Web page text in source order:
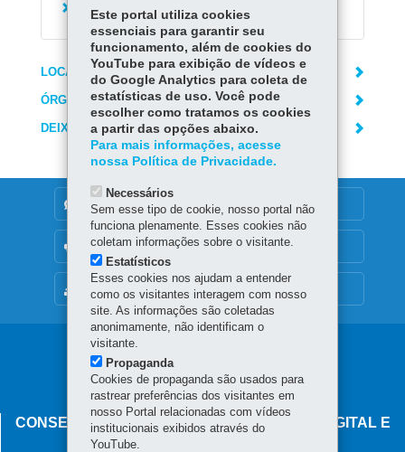
Baixar Empresa S/A
LOCAIS DE ATENDIMENTO
ÓRGÃO RESPONSÁVEL
DEIXE SUA OPINIÃO
MAPA DO SITE
DENUNCIE CORRUPÇÃO
OUVIDORIA
Navegação
principal
CONSELHO ESTADUAL DE GOVERNANÇA DIGITAL E
SEGURANÇA DA INFORMAÇÃO
Este portal utiliza cookies
essenciais para garantir seu
funcionamento, além de cookies do
YouTube para exibição de vídeos e
do Google Analytics para coleta de
estatísticas de uso. Você pode
escolher como tratamos os cookies
a partir das opções abaixo.
Para mais informações, acesse
nossa Política de Privacidade.
Necessários
Sem esse tipo de cookie, nosso portal não
funciona plenamente. Esses cookies não
coletam informações sobre o visitante.
Estatísticos
Esses cookies nos ajudam a entender
como os visitantes interagem com nosso
site. As informações são coletadas
anonimamente, não identificam o
visitante.
Propaganda
Cookies de propaganda são usados para
rastrear preferências dos visitantes em
nosso Portal relacionadas com vídeos
institucionais exibidos através do
YouTube.